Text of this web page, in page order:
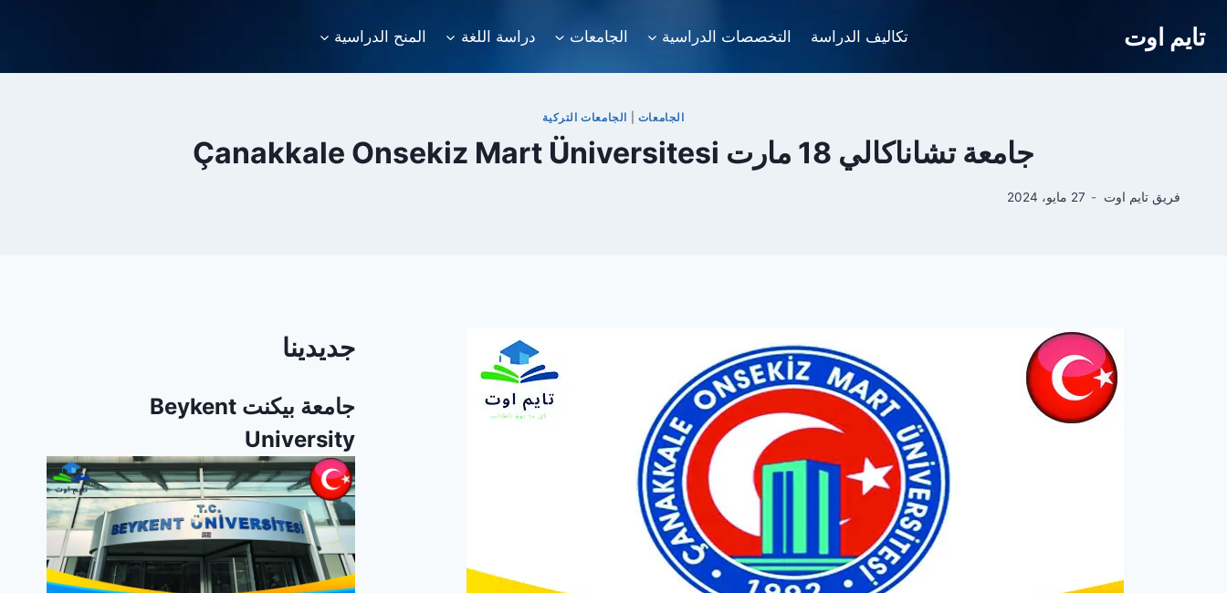
تايم اوت تكاليف الدراسة التخصصات الدراسية الجامعات دراسة اللغة المنح الدراسية
الجامعات الجامعات التركية
جامعة تشاناكالي 18 مارت Çanakkale Onsekiz Mart Üniversitesi
فريق تايم اوت 27 مايو، 2024
جديدينا
جامعة بيكنت Beykent
University